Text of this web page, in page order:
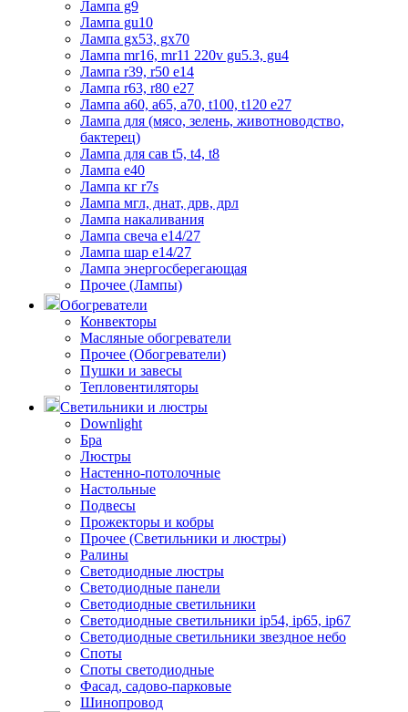
Лампа g9
Лампа gu10
Лампа gx53, gx70
Лампа mr16, mr11 220v gu5.3, gu4
Лампа r39, r50 е14
Лампа r63, r80 е27
Лампа а60, а65, а70, t100, t120 е27
Лампа для (мясо, зелень, животноводство,
бактерец)
Лампа для сав t5, t4, t8
Лампа е40
Лампа кг r7s
Лампа мгл, днат, дрв, дрл
Лампа накаливания
Лампа свеча е14/27
Лампа шар е14/27
Лампа энергосберегающая
Прочее (Лампы)
Обогреватели
Конвекторы
Масляные обогреватели
Прочее (Обогреватели)
Пушки и завесы
Тепловентиляторы
Светильники и люстры
Downlight
Бра
Люстры
Настенно-потолочные
Настольные
Подвесы
Прожекторы и кобры
Прочее (Светильники и люстры)
Ралины
Светодиодные люстры
Светодиодные панели
Светодиодные светильники
Светодиодные светильники ip54, ip65, ip67
Светодиодные светильники звездное небо
Споты
Споты светодиодные
Фасад, садово-парковые
Шинопровод